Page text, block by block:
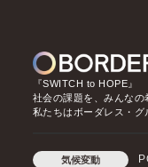
『SWITCH to HOPE』
社会の課題を、みんなの
私たちはボーダレス・グ
気候変動